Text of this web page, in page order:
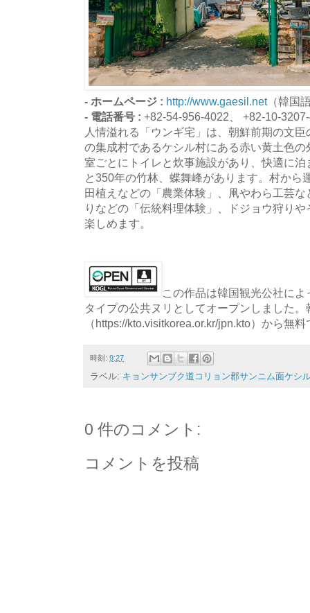
- ホームページ : http://www.gaesil.net（韓国
- 電話番号 : +82-54-956-4022、 +82-10-
人情溢れる「ウンギ宅」は、朝鮮前期の文
の集成村であるケシル村にある赤い黄土色
室ごとにトイレと炊事施設があり、快適に
と350年の竹林、蝶舞峰があります。村から
田植えなどの「農業体験」、凧やわら工芸
りなどの「伝統料理体験」、ドジョウ狩り
楽しめます。
この作品は韓国観光公社に
タイプの公共ヌリとしてオープンしました。
（https://kto.visitkorea.or.kr/jpn.kto）から無
時刻: 9:27
ラベル: キョンサンブク道コリョン郡サンニム面ケシ
0 件のコメント:
コメントを投稿